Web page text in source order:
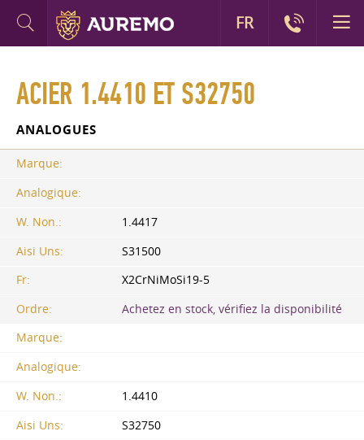
ACIER 1.4410 ET S32750
ANALOGUES
Marque:
Analogique:
W. Non.:
1.4417
Aisi Uns:
S31500
Fr:
X2CrNiMoSi19-5
Ordre:
Achetez en stock, vérifiez la disponibilité
Marque:
Analogique:
W. Non.:
1.4410
Aisi Uns:
S32750
FR